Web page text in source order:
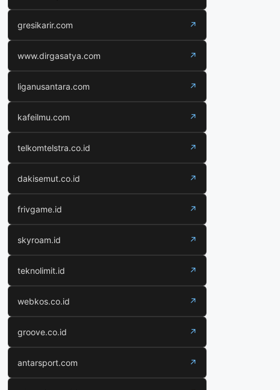
gresikarir.com ↗
www.dirgasatya.com ↗
liganusantara.com ↗
kafeilmu.com ↗
telkomtelstra.co.id ↗
dakisemut.co.id ↗
frivgame.id ↗
skyroam.id ↗
teknolimit.id ↗
webkos.co.id ↗
groove.co.id ↗
antarsport.com ↗